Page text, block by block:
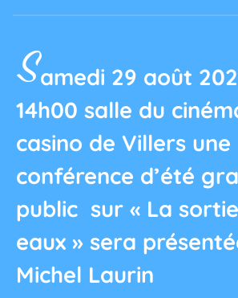
Samedi 29 août
14h00 salle du
casino de Villers une
conférence d’été
public sur « La
eaux » sera
Michel Laurin